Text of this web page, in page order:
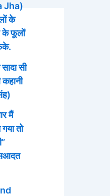
Jha)
के
के फूलों
सी
मैं
तो